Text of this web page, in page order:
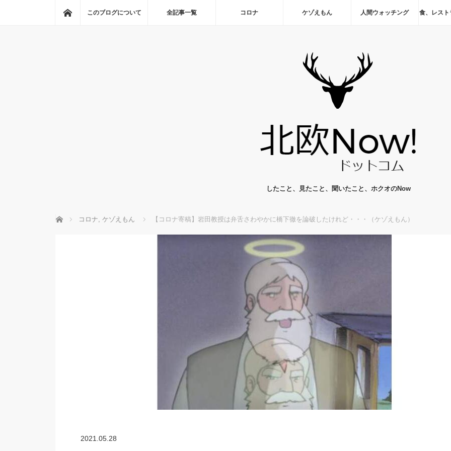
ホーム
このブログについて 全記事一覧 コロナ ケゾえもん 人間ウォッチング 食、レスト
したこと、見たこと、聞いたこと、ホクオのNow
ホーム コロナ, ケゾえもん 【コロナ寄稿】岩田教授は弁舌さわやかに橋下徹を論破したけれど・・・（ケゾえもん）
2021.05.28